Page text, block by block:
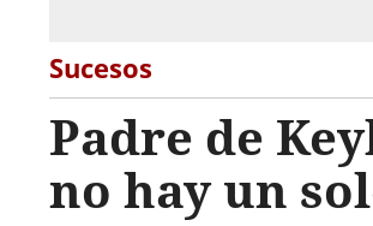
Sucesos
Padre de
no hay un